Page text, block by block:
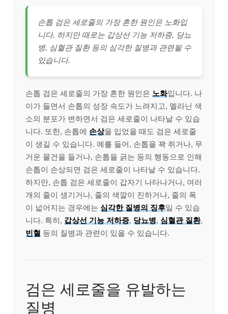
손톱 검은 세로줄의 가장 흔한 원인은 노화입
니다. 하지만 때로는 갑상선 기능 저하증, 당뇨
병, 심혈관 질환 등의 심각한 질병과 관련될 수
있습니다.
손톱 검은 세로줄의 가장 흔한 원인은 노화입니다. 나
이가 들면서 손톱의 성장 속도가 느려지고, 멜라닌 색
소의 분포가 변하면서 검은 세로줄이 나타날 수 있습
니다. 또한, 손톱에 손상을 입었을 때도 검은 세로줄
이 생길 수 있습니다. 예를 들어, 손톱을 꽉 쥐거나, 무
거운 물건을 들거나, 손톱을 긁는 등의 행동으로 인해
손톱이 손상되면 검은 세로줄이 나타날 수 있습니다.
하지만, 손톱 검은 세로줄이 갑자기 나타나거나, 여러
개의 줄이 생기거나, 줄의 색깔이 진하거나, 줄의 폭
이 넓어지는 경우에는 심각한 질병의 징후일 수 있습
니다. 특히, 갑상선 기능 저하증, 당뇨병, 심혈관 질환,
빈혈 등의 질병과 관련이 있을 수 있습니다.
검은 세로줄을 유발하는
질병